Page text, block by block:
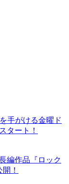
手がける金曜ド
タート！
編作品『ロック
！